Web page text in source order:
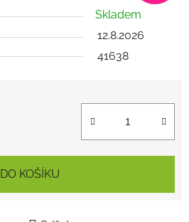
Skladem
12.8.2026
41638
DO KOŠÍKU